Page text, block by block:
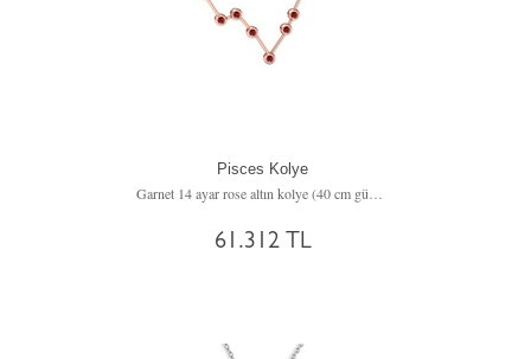
Pisces Kolye
61.312 TL